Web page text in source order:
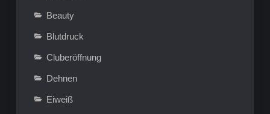
Beauty
Blutdruck
Cluberöffnung
Dehnen
Eiweiß